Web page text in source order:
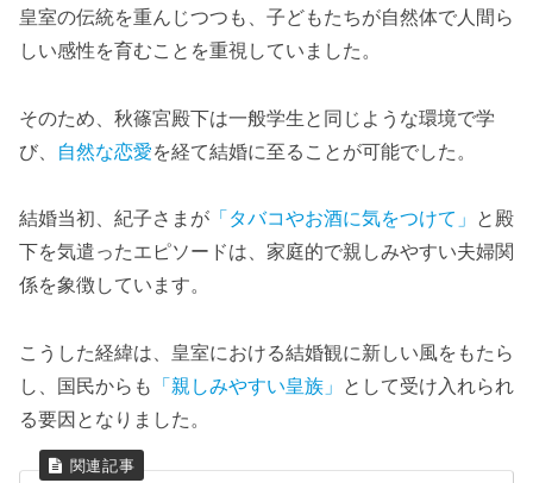
皇室の伝統を重んじつつも、子どもたちが自然体で人間ら
しい感性を育むことを重視していました。
そのため、秋篠宮殿下は一般学生と同じような環境で学
び、 自然な恋愛を経て結婚に至ることが可能でした。
結婚当初、紀子さまが 「タバコやお酒に気をつけて」 と殿
下を気遣ったエピソードは、家庭的で親しみやすい夫婦関
係を象徴しています。
こうした経緯は、皇室における結婚観に新しい風をもたら
し、国民からも 「親しみやすい皇族」 として受け入れられ
る要因となりました。